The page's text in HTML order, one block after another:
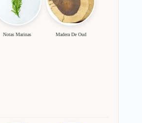
Notas Marinas Madera De Oud